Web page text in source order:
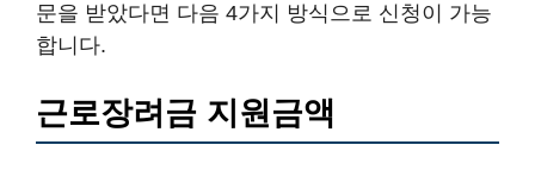
문을 받았다면 다음 4가지 방식으로 신청이 가능
합니다.
근로장려금 지원금액